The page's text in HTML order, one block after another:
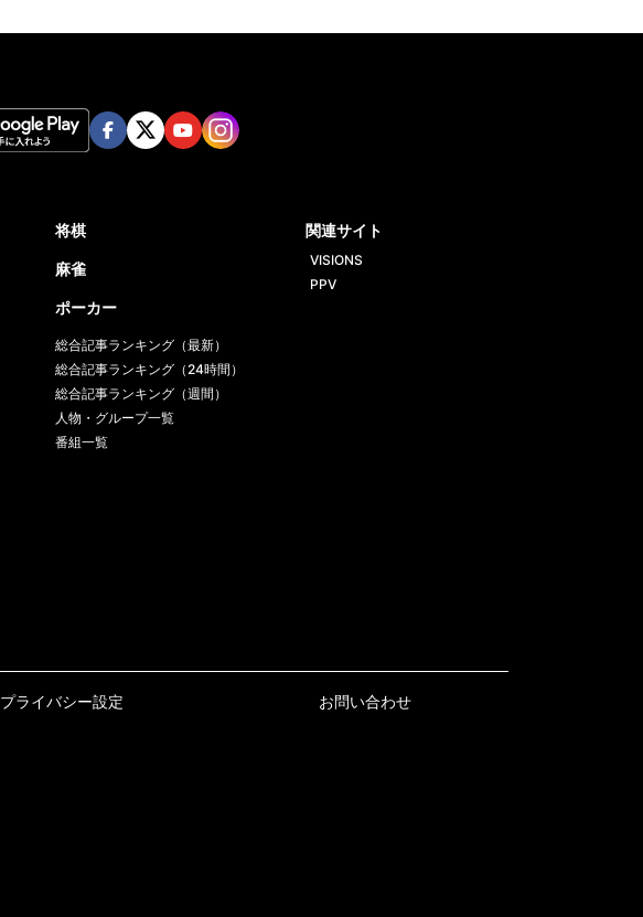
将棋
麻雀
ポーカー
総合記事ランキング（最新）
総合記事ランキング（24時間）
総合記事ランキング（週間）
人物・グループ一覧
番組一覧
関連サイト
VISIONS
PPV
プライバシー設定 お問い合わせ